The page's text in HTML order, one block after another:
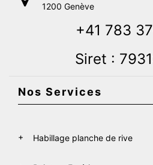
1200 Genève
+41 783
Siret :
Nos Services
Habillage planche de rive